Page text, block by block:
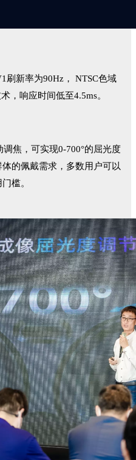
刷新率为90Hz， NTSC色域
，响应时间低至4.5ms。
焦，可实现0-700°的屈光度
的佩戴需求，多数用户可以
槛。